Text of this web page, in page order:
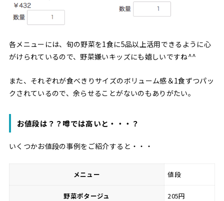
各メニューには、旬の野菜を1食に5品以上活用できるように心
がけられているので、野菜嫌いキッズにも嬉しいですね^^
また、それぞれが食べきりサイズのボリューム感＆1食ずつパッ
クされているので、余らせることがないのもありがたい。
お値段は？？噂では高いと・・・？
いくつかお値段の事例をご紹介すると・・・
メニュー 値段
野菜ポタージュ 205円